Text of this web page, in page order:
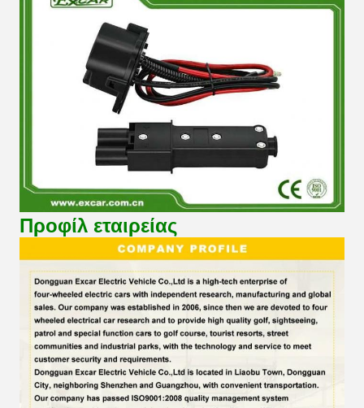
Προφίλ εταιρείας